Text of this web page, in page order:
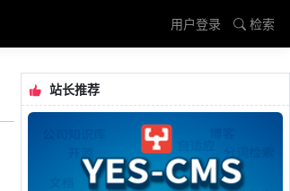
用户登录
检索
站长推荐